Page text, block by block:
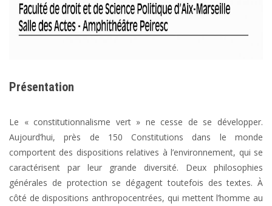
Présentation
Le « constitutionnalisme vert » ne cesse de se développer.
Aujourd’hui, près de 150 Constitutions dans le monde
comportent des dispositions relatives à l’environnement, qui se
caractérisent par leur grande diversité. Deux philosophies
générales de protection se dégagent toutefois des textes. À
côté de dispositions anthropocentrées, qui mettent l’homme au